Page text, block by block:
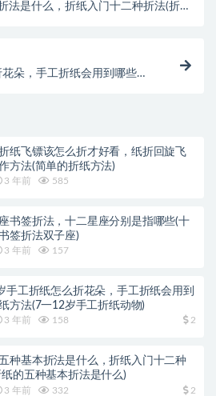
法是什么，折纸入门十二种折法(折纸
朵，手工折纸会用到哪些折
纸飞镖该怎么折才好看，纸折回旋飞
方法(简单的折纸方法)
3 年前 585
书签折法，十二星座分别是指哪些(十
签折法双子座)
3 年前 157
手工折纸怎么折花朵，手工折纸会用到
方法(7一12岁手工折纸动物)
3 年前 158 2
种基本折法是什么，折纸入门十二种
的五种基本折法是什么)
3 年前 332 2